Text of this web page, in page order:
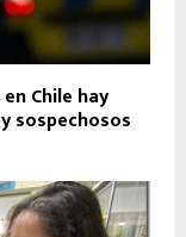
Chile hay
sospechosos